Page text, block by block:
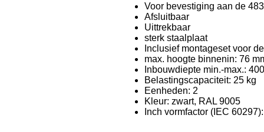
Voor bevestiging aan de
Afsluitbaar
Uittrekbaar
sterk staalplaat
Inclusief montageset voor
max. hoogte binnenin: 76
Inbouwdiepte min.-max.:
Belastingscapaciteit: 25 kg
Eenheden: 2
Kleur: zwart, RAL 9005
Inch vormfactor (IEC